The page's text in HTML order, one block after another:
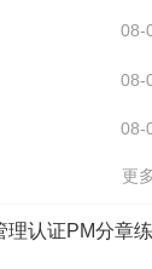
08-
08-
08-
更
认证PM分章练